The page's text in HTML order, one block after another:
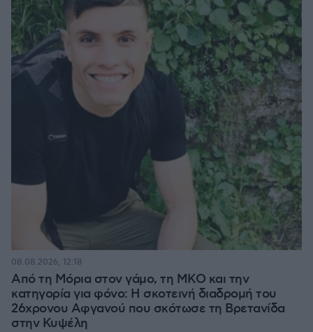
Από τη Μόρια στον γάμο, τη ΜΚΟ και την
κατηγορία για φόνο: Η σκοτεινή διαδρομή του
26χρονου Αφγανού που σκότωσε τη Βρετανίδα
στην Κυψέλη
08.08.2026, 12:18